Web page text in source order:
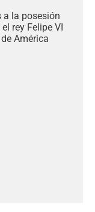
a la posesión
rey Felipe VI
América